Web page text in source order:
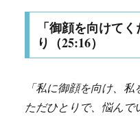
「御顔を向けて
り（25:16）
「私に御顔を向け、
ただひとりで、悩んで